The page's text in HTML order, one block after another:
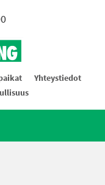
Yhteystiedot